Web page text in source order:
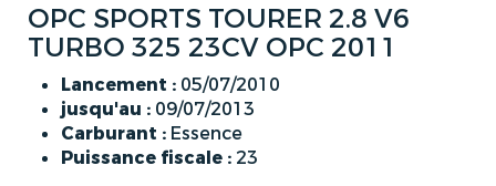
OPC SPORTS TOURER 2.8 V6
TURBO 325 23CV OPC 2011
Lancement : 05/07/2010
jusqu'au : 09/07/2013
Carburant : Essence
Puissance fiscale : 23